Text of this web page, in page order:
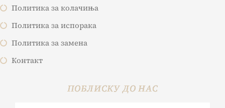
Политика за колачиња
Политика за испорака
Политика за замена
Контакт
ПОБЛИСКУ ДО НАС